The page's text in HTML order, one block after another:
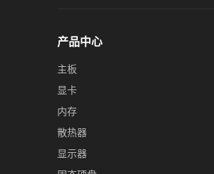
产品中心
主板
显卡
内存
散热器
显示器